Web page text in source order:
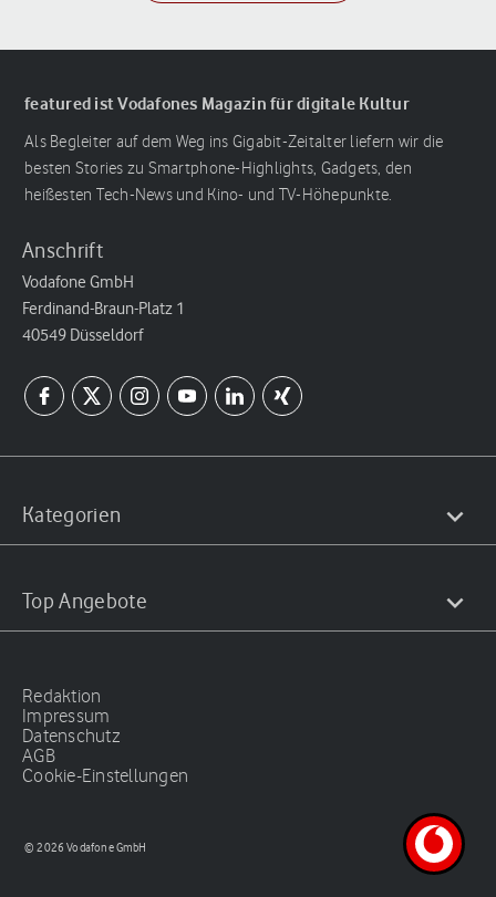
featured ist Vodafones Magazin für digitale Kultur
Als Begleiter auf dem Weg ins Gigabit-Zeitalter liefern wir die
besten Stories zu Smartphone-Highlights, Gadgets, den
heißesten Tech-News und Kino- und TV-Höhepunkte.
Anschrift
Vodafone GmbH
Ferdinand-Braun-Platz 1
40549 Düsseldorf
Kategorien
Top Angebote
Redaktion
Impressum
Datenschutz
AGB
Cookie-Einstellungen
© 2026 Vodafone GmbH